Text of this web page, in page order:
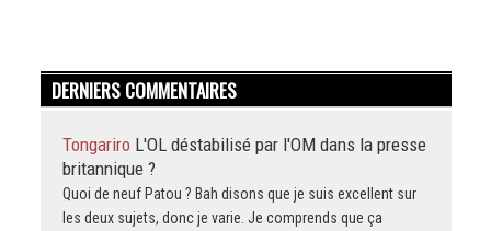
DERNIERS COMMENTAIRES
Tongariro L'OL déstabilisé par l'OM dans la presse
britannique ?
Quoi de neuf Patou ? Bah disons que je suis excellent sur
les deux sujets, donc je varie. Je comprends que ça